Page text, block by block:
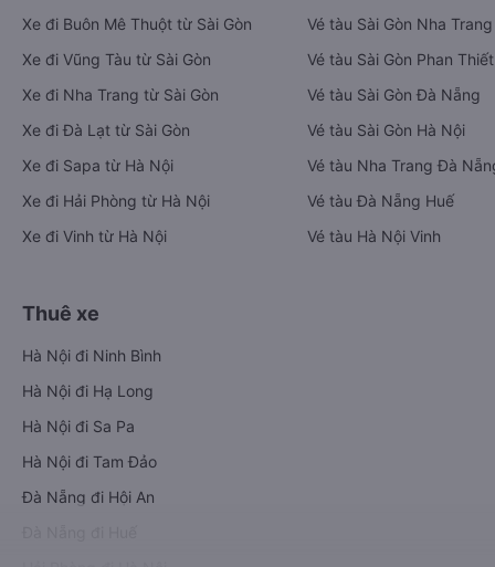
Xe đi Buôn Mê Thuột từ Sài Gòn
Xe đi Vũng Tàu từ Sài Gòn
Xe đi Nha Trang từ Sài Gòn
Xe đi Đà Lạt từ Sài Gòn
Xe đi Sapa từ Hà Nội
Xe đi Hải Phòng từ Hà Nội
Xe đi Vinh từ Hà Nội
Vé tàu Sài Gòn Nha Trang
Vé tàu Sài Gòn Phan Thiết
Vé tàu Sài Gòn Đà Nẵng
Vé tàu Sài Gòn Hà Nội
Vé tàu Nha Trang Đà
Vé tàu Đà Nẵng Huế
Vé tàu Hà Nội Vinh
Thuê xe
Hà Nội đi Ninh Bình
Hà Nội đi Hạ Long
Hà Nội đi Sa Pa
Hà Nội đi Tam Đảo
Đà Nẵng đi Hội An